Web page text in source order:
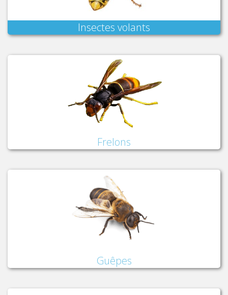
Insectes volants
Frelons
Guêpes